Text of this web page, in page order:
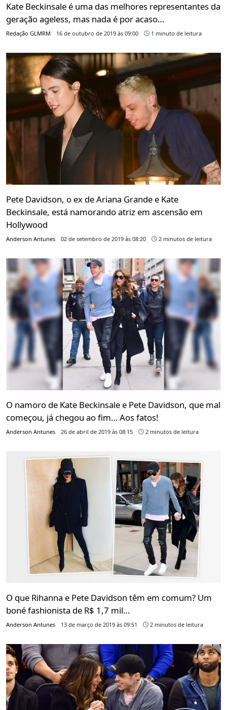
Kate Beckinsale é uma das melhores representantes da
geração ageless, mas nada é por acaso…
Redação GLMRM 16 de outubro de 2019 às 09:00 1 minuto de leitura
Pete Davidson, o ex de Ariana Grande e Kate
Beckinsale, está namorando atriz em ascensão em
Hollywood
Anderson Antunes 02 de setembro de 2019 às 08:20 2 minutos de leitura
O namoro de Kate Beckinsale e Pete Davidson, que mal
começou, já chegou ao fim… Aos fatos!
Anderson Antunes 26 de abril de 2019 às 08:15 2 minutos de leitura
O que Rihanna e Pete Davidson têm em comum? Um
boné fashionista de R$ 1,7 mil…
Anderson Antunes 13 de março de 2019 às 09:51 2 minutos de leitura